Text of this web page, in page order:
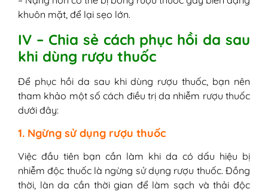
khuôn mặt, để lại sẹo lớn.
IV – Chia sẻ cách phục hồi da sau
khi dùng rượu thuốc
Để phục hồi da sau khi dùng rượu thuốc, bạn nên
tham khảo một số cách điều trị da nhiễm rượu thuốc
dưới đây:
1. Ngừng sử dụng rượu thuốc
Việc đầu tiên bạn cần làm khi da có dấu hiệu bị
nhiễm độc thuốc là ngừng sử dụng rượu thuốc. Đồng
thời, làn da cần thời gian để làm sạch và thải độc